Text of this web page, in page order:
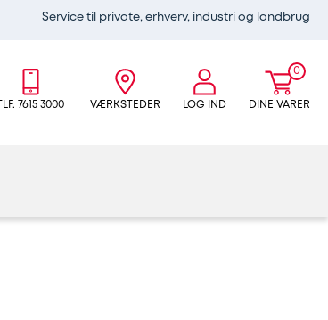
Service til private, erhverv, industri og landbrug
TLF. 7615 3000 VÆRKSTEDER LOG IND
0
DINE VARER